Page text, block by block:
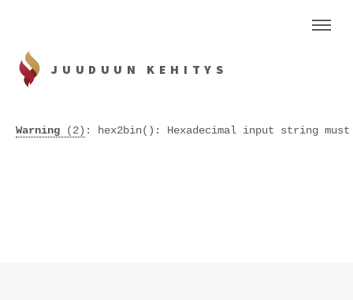
JUUDUUN KEHITYS
Warning (2) : hex2bin(): Hexadecimal input string